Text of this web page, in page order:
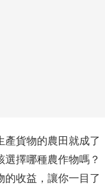
產貨物的農田就成了
擇哪種農作物嗎？
的收益，讓你一目了